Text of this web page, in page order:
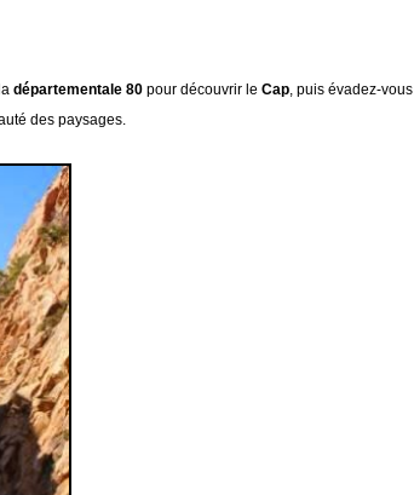
départementale 80 pour découvrir le Cap, puis évadez-
des paysages.